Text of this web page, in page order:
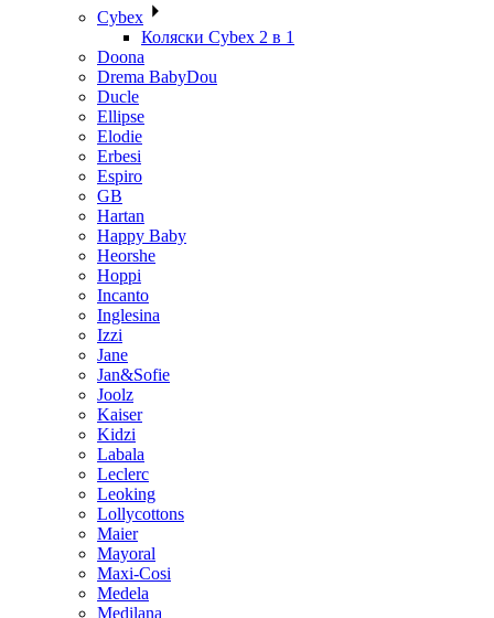
Cybex
Коляски Cybex 2 в 1
Doona
Drema BabyDou
Ducle
Ellipse
Elodie
Erbesi
Espiro
GB
Hartan
Happy Baby
Heorshe
Hoppi
Incanto
Inglesina
Izzi
Jane
Jan&Sofie
Joolz
Kaiser
Kidzi
Labala
Leclerc
Leoking
Lollycottons
Maier
Mayoral
Maxi-Cosi
Medela
Medilana